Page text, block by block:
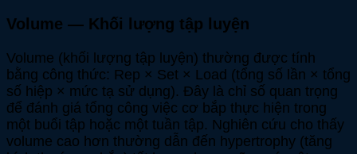
Volume — Khối lượng tập luyện
Volume (khối lượng tập luyện) thường được tính
bằng công thức: Rep × Set × Load (tổng số lần × tổng
số hiệp × mức tạ sử dụng). Đây là chỉ số quan trọng
để đánh giá tổng công việc cơ bắp thực hiện trong
một buổi tập hoặc một tuần tập. Nghiên cứu cho thấy
volume cao hơn thường dẫn đến hypertrophy (tăng